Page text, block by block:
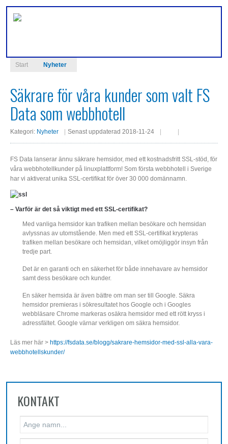
Start Nyheter
Säkrare för våra kunder som valt FS
Data som webbhotell
Kategori: Nyheter Senast uppdaterad 2018-11-24
FS Data lanserar ännu säkrare hemsidor, med ett kostnadsfritt SSL-stöd, för
våra webbhotellkunder på linuxplattform! Som första webbhotell i Sverige
har vi aktiverat unika SSL-certifikat för över 30 000 domännamn.
– Varför är det så viktigt med ett SSL-certifikat?
Med vanliga hemsidor kan trafiken mellan besökare och hemsidan
avlyssnas av utomstående. Men med ett SSL-certifikat krypteras
trafiken mellan besökare och hemsidan, vilket omöjliggör insyn från
tredje part.
Det är en garanti och en säkerhet för både innehavare av hemsidor
samt dess besökare och kunder.
En säker hemsida är även bättre om man ser till Google. Säkra
hemsidor premieras i sökresultatet hos Google och i Googles
webbläsare Chrome markeras osäkra hemsidor med ett rött kryss i
adressfältet. Google värnar verkligen om säkra hemsidor.
Läs mer här > https://fsdata.se/blogg/sakrare-hemsidor-med-ssl-alla-vara-
webbhotellskunder/
KONTAKT
Användarnamn
Lösenord
Kom ihåg mig
Glömt användarnamn?